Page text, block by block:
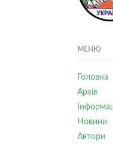
МЕНЮ
Головна
Архів
Новини
Автори